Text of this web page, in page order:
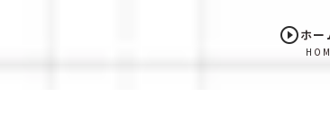
play_circle_outlineホー